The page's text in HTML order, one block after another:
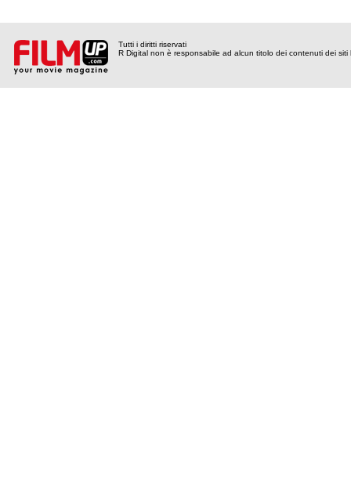
Tutti i diritti riservati
R Digital non è responsabile ad alcun titolo dei contenuti dei siti